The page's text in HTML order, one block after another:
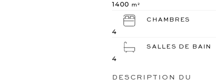
1400 m²
CHAMBRES
4
SALLES DE BAIN
4
DESCRIPTION DU